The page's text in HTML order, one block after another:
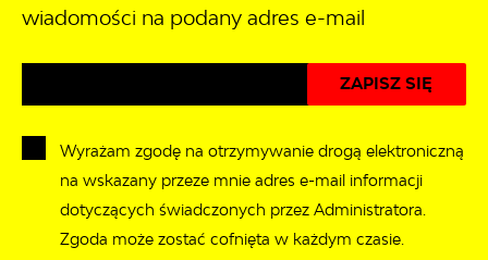
wiadomości na podany adres e-mail
Wyrażam zgodę na otrzymywanie drogą elektroniczną
na wskazany przeze mnie adres e-mail informacji
dotyczących świadczonych przez Administratora.
Zgoda może zostać cofnięta w każdym czasie.